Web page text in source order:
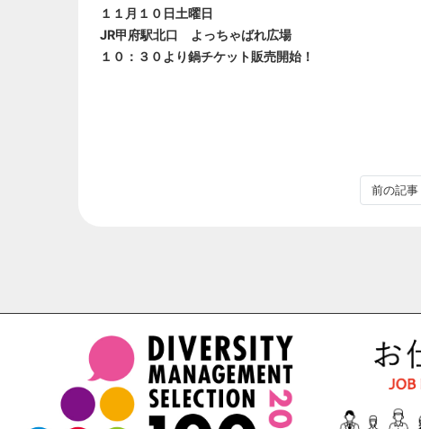
１１月１０日土曜日
JR甲府駅北口 よっちゃばれ広場
１０：３０より鍋チケット販売開始！
前の記事